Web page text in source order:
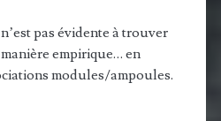
pas évidente à trouver
empirique… en
modules/ampoules.